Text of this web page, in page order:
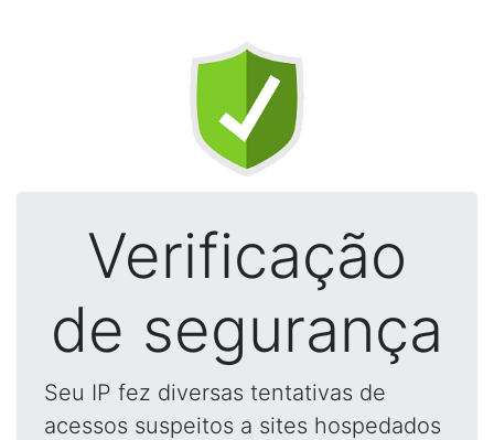
Verificação
de segurança
Seu IP fez diversas tentativas de
acessos suspeitos a sites hospedados